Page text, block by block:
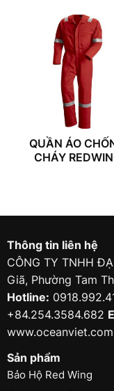
QUẦN ÁO
CHÁY
Thông tin liên hệ
CÔNG TY TNHH
Giã, Phường Tam
Hotline:
+84.254.3584.682
www.oceanviet.com
Sản phẩm
Bảo Hộ Red Wing